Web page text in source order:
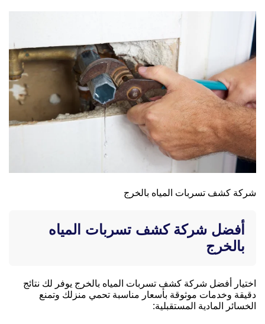
شركة كشف تسربات المياه بالخرج
أفضل شركة كشف تسربات المياه
بالخرج
اختيار أفضل شركة كشف تسربات المياه بالخرج يوفر لك نتائج
دقيقة وخدمات موثوقة بأسعار مناسبة تحمي منزلك وتمنع
الخسائر المادية المستقبلية: